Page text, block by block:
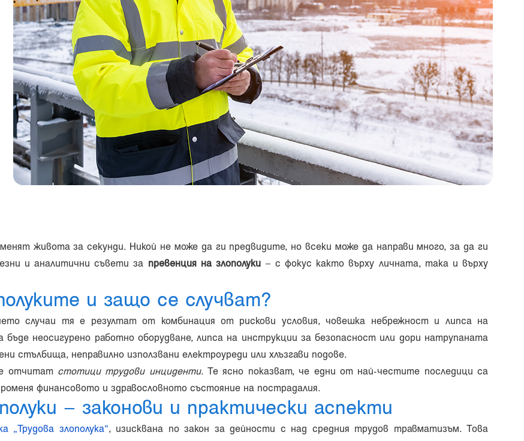
живота за секунди. Никой не може да ги предвидите, но всеки може да направи много, за да ги
и аналитични съвети за превенция на злополуки– с фокус както върху личната, така и върху
и защо се случват?
случаи тя е резултат от комбинация от рискови условия, човешка небрежност и липса на
неосигурено работно оборудване, липса на инструкции за безопасност или дори натрупаната
стълбища, неправилно използвани електроуреди или хлъзгави подове.
отчитат стотици трудови инциденти. Te ясно показват, че едни от най-честите последици са
финансовото и здравословното състояние на пострадалия.
– законови и практически аспекти
„Трудова злополука“, изисквана по закон за дейности с над средния трудов травматизъм. Това